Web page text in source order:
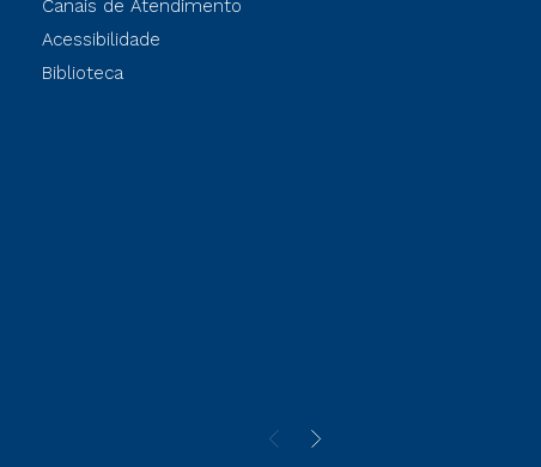
Canais de Atendimento
Acessibilidade
Biblioteca